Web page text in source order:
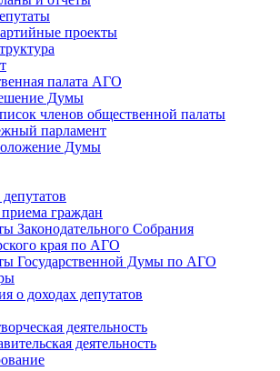
проекты
палата АГО
Думы
членов общественной палаты
парламент
Думы
граждан
Законодательного Собрания
края по АГО
Государственной Думы по АГО
о доходах депутатов
деятельность
деятельность